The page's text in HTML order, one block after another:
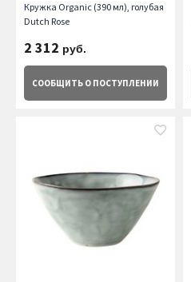
Кружка Organic (390 мл), голубая
Dutch Rose
2 312 руб.
СООБЩИТЬ О ПОСТУПЛЕНИИ